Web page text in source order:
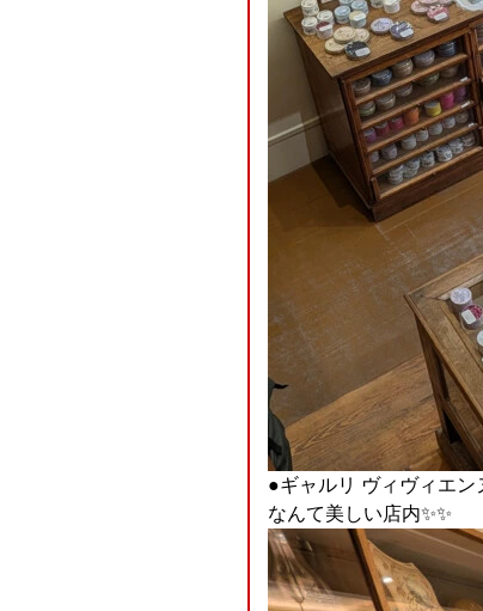
●ギャルリ ヴィヴィエン
なんて美しい店内✨️✨️